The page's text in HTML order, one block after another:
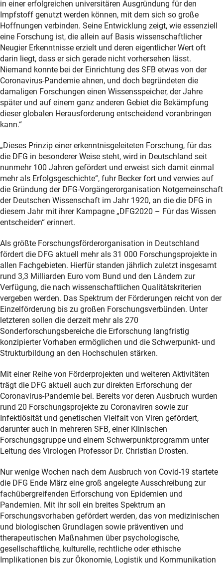
in einer erfolgreichen universitären Ausgründung für den
Impfstoff genutzt werden können, mit dem sich so große
Hoffnungen verbinden. Seine Entwicklung zeigt, wie essenziell
eine Forschung ist, die allein auf Basis wissenschaftlicher
Neugier Erkenntnisse erzielt und deren eigentlicher Wert oft
darin liegt, dass er sich gerade nicht vorhersehen lässt.
Niemand konnte bei der Einrichtung des SFB etwas von der
Coronavirus-Pandemie ahnen, und doch begründeten die
damaligen Forschungen einen Wissensspeicher, der Jahre
später und auf einem ganz anderen Gebiet die Bekämpfung
dieser globalen Herausforderung entscheidend voranbringen
kann.“
„Dieses Prinzip einer erkenntnisgeleiteten Forschung, für das
die DFG in besonderer Weise steht, wird in Deutschland seit
nunmehr 100 Jahren gefördert und erweist sich damit einmal
mehr als Erfolgsgeschichte“, fuhr Becker fort und verwies auf
die Gründung der DFG-Vorgängerorganisation Notgemeinschaft
der Deutschen Wissenschaft im Jahr 1920, an die die DFG in
diesem Jahr mit ihrer Kampagne „DFG2020 – Für das Wissen
entscheiden“ erinnert.
Als größte Forschungsförderorganisation in Deutschland
fördert die DFG aktuell mehr als 31 000 Forschungsprojekte in
allen Fachgebieten. Hierfür standen jährlich zuletzt insgesamt
rund 3,3 Milliarden Euro vom Bund und den Ländern zur
Verfügung, die nach wissenschaftlichen Qualitätskriterien
vergeben werden. Das Spektrum der Förderungen reicht von der
Einzelförderung bis zu großen Forschungsverbünden. Unter
letzteren sollen die derzeit mehr als 270
Sonderforschungsbereiche die Erforschung langfristig
konzipierter Vorhaben ermöglichen und die Schwerpunkt- und
Strukturbildung an den Hochschulen stärken.
Mit einer Reihe von Förderprojekten und weiteren Aktivitäten
trägt die DFG aktuell auch zur direkten Erforschung der
Coronavirus-Pandemie bei. Bereits vor deren Ausbruch wurden
rund 20 Forschungsprojekte zu Coronaviren sowie zur
Infektiösität und genetischen Vielfalt von Viren gefördert,
darunter auch in mehreren SFB, einer Klinischen
Forschungsgruppe und einem Schwerpunktprogramm unter
Leitung des Virologen Professor Dr. Christian Drosten.
Nur wenige Wochen nach dem Ausbruch von Covid-19 startete
die DFG Ende März eine groß angelegte Ausschreibung zur
fachübergreifenden Erforschung von Epidemien und
Pandemien. Mit ihr soll ein breites Spektrum an
Forschungsvorhaben gefördert werden, das von medizinischen
und biologischen Grundlagen sowie präventiven und
therapeutischen Maßnahmen über psychologische,
gesellschaftliche, kulturelle, rechtliche oder ethische
Implikationen bis zur Ökonomie, Logistik und Kommunikation